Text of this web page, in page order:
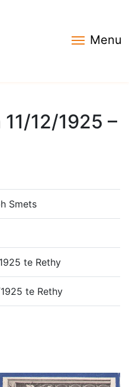
Menu
12/1925 –
Smets
te Rethy
te Rethy